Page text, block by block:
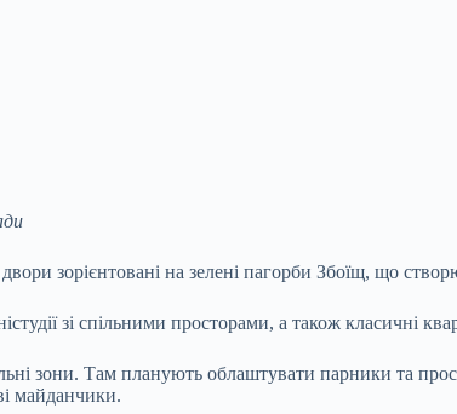
зорієнтовані на зелені пагорби Збоїщ, що
зі спільними просторами, а також класичні
зони. Там планують облаштувати парники та
майданчики.